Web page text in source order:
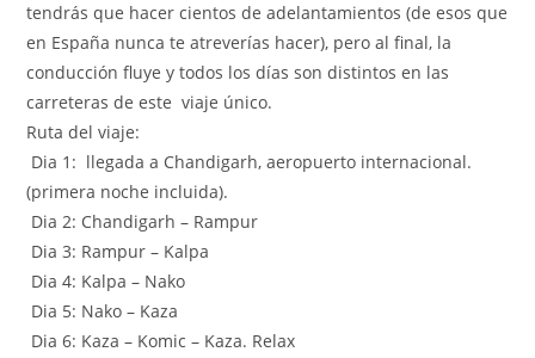
tendrás que hacer cientos de adelantamientos (de esos que
en España nunca te atreverías hacer), pero al final, la
conducción fluye y todos los días son distintos en las
carreteras de este viaje único.
Ruta del viaje:
Dia 1: llegada a Chandigarh, aeropuerto internacional.
(primera noche incluida).
Dia 2: Chandigarh – Rampur
Dia 3: Rampur – Kalpa
Dia 4: Kalpa – Nako
Dia 5: Nako – Kaza
Dia 6: Kaza – Komic – Kaza. Relax